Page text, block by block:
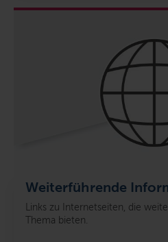
Weiterführende
Links zu Internetseiten, die
Thema bieten.